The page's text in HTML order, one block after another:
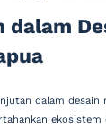
dalam
dalam desain
ekosistem